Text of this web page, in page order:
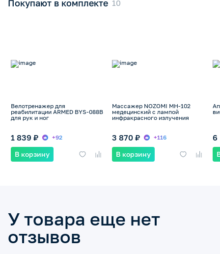
Покупают в комплекте
Велотренажер для
реабилитации ARMED BYS-088B
для рук и ног
1 839 ₽ +92
В корзину
Массажер NOZOMI МН-102
медецинский с лампой
инфракрасного излучения
3 870 ₽ +116
В корзину
6
У товара еще нет
отзывов